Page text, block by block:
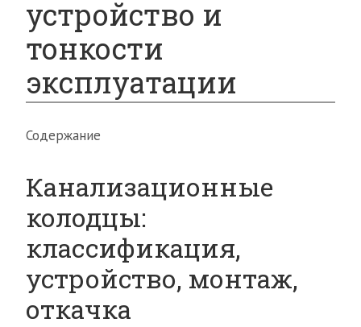
устройство и
тонкости
эксплуатации
Содержание
Канализационные
колодцы:
классификация,
устройство, монтаж,
откачка